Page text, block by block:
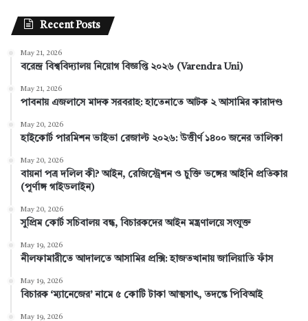
c
e
o
k
t
e
s
k
n
T
e
t
a
Recent Posts
May 21, 2026
বরেন্দ্র বিশ্ববিদ্যালয় নিয়োগ বিজ্ঞপ্তি ২০২৬ (Varendra Uni)
May 21, 2026
পাবনায় এজলাসে মাদক সরবরাহ: হাতেনাতে আটক ২ আসামির কারাদণ্ড
May 20, 2026
হাইকোর্ট পারমিশন ভাইভা রেজাল্ট ২০২৬: উত্তীর্ণ ১৪০০ জনের তালিকা
May 20, 2026
বায়না পত্র দলিল কী? আইন, রেজিস্ট্রেশন ও চুক্তি ভঙ্গের আইনি প্রতিকার
(পূর্ণাঙ্গ গাইডলাইন)
May 20, 2026
সুপ্রিম কোর্ট সচিবালয় বন্ধ, বিচারকদের আইন মন্ত্রণালয়ে সংযুক্ত
May 19, 2026
নীলফামারীতে আদালতে আসামির প্রক্সি: হাজতখানায় জালিয়াতি ফাঁস
May 19, 2026
বিচারক ‘ম্যানেজের’ নামে ৫ কোটি টাকা আত্মসাৎ, তদন্তে পিবিআই
May 19, 2026